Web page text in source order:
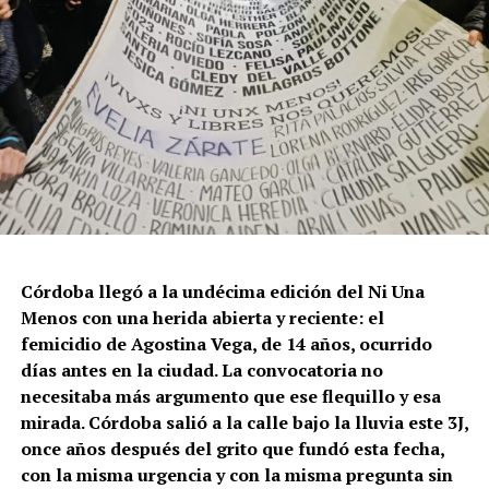
Córdoba llegó a la undécima edición del Ni Una
Menos con una herida abierta y reciente: el
femicidio de Agostina Vega, de 14 años, ocurrido
días antes en la ciudad. La convocatoria no
necesitaba más argumento que ese flequillo y esa
mirada. Córdoba salió a la calle bajo la lluvia este 3J,
once años después del grito que fundó esta fecha,
con la misma urgencia y con la misma pregunta sin